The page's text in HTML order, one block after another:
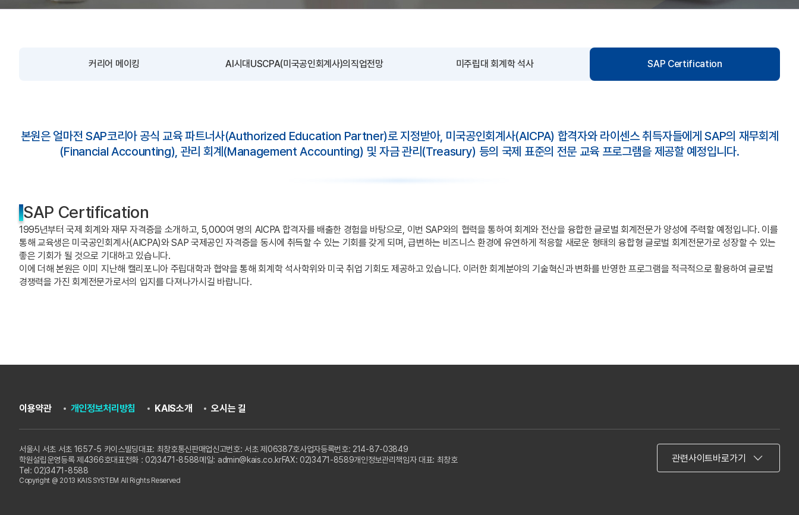
커리어 메이킹 AI시대USCPA(미국공인회계사)의직업전망 미주립대 회계학 석사 SAP Certification
본원은 얼마전 SAP코리아 공식 교육 파트너사(Authorized Education Partner)로 지정받아, 미국공인회계사(AICPA) 합격자와 라이센스 취득자들에게 SAP의 재무회계
(Financial Accounting), 관리 회계(Management Accounting) 및 자금 관리(Treasury) 등의 국제 표준의 전문 교육 프로그램을 제공할 예정입니다.
SAP Certification
1995년부터 국제 회계와 재무 자격증을 소개하고, 5,000여 명의 AICPA 합격자를 배출한 경험을 바탕으로, 이번 SAP와의 협력을 통하여 회계와 전산을 융합한 글로벌 회계전문가 양성에 주력할 예정입니다. 이를
통해 교육생은 미국공인회계사(AICPA)와 SAP 국제공인 자격증을 동시에 취득할 수 있는 기회를 갖게 되며, 급변하는 비즈니스 환경에 유연하게 적응할 새로운 형태의 융합형 글로벌 회계전문가로 성장할 수 있는
좋은 기회가 될 것으로 기대하고 있습니다.
이에 더해 본원은 이미 지난해 캘리포니아 주립대학과 협약을 통해 회계학 석사학위와 미국 취업 기회도 제공하고 있습니다. 이러한 회계분야의 기술혁신과 변화를 반영한 프로그램을 적극적으로 활용하여 글로벌
경쟁력을 가진 회계전문가로서의 입지를 다져나가시길 바랍니다.
이용약관 개인정보처리방침 KAIS소개 오시는 길
서울시 서초 서초 1657-5 카이스빌딩대표: 최창호통신판매업신고번호: 서초 제06387호사업자등록번호: 214-87-03849
학원설립운영등록 제4366호대표전화 : 02)3471-8588메일: admin@kais.co.krFAX: 02)3471-8589개인정보관리책임자 대표: 최창호
Tel: 02)3471-8588
Copyright @ 2013 KAIS SYSTEM All Rights Reserved